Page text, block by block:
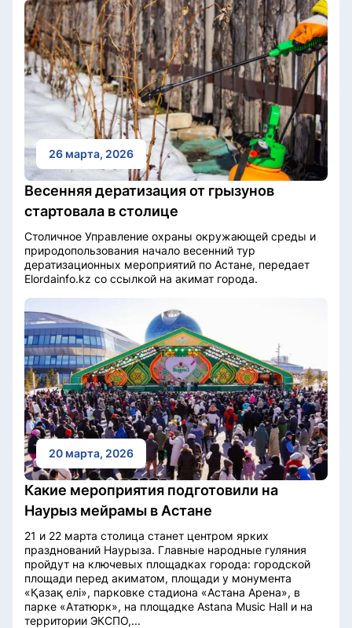
26 марта, 2026
Весенняя дератизация от грызунов
стартовала в столице
Столичное Управление охраны окружающей среды и
природопользования начало весенний тур
дератизационных мероприятий по Астане, передает
Elordainfo.kz со ссылкой на акимат города.
20 марта, 2026
Какие мероприятия подготовили на
Наурыз мейрамы в Астане
21 и 22 марта столица станет центром ярких
празднований Наурыза. Главные народные гуляния
пройдут на ключевых площадках города: городской
площади перед акиматом, площади у монумента
«Қазақ елі», парковке стадиона «Астана Арена», в
парке «Ататюрк», на площадке Astana Music Hall и на
территории ЭКСПО,...